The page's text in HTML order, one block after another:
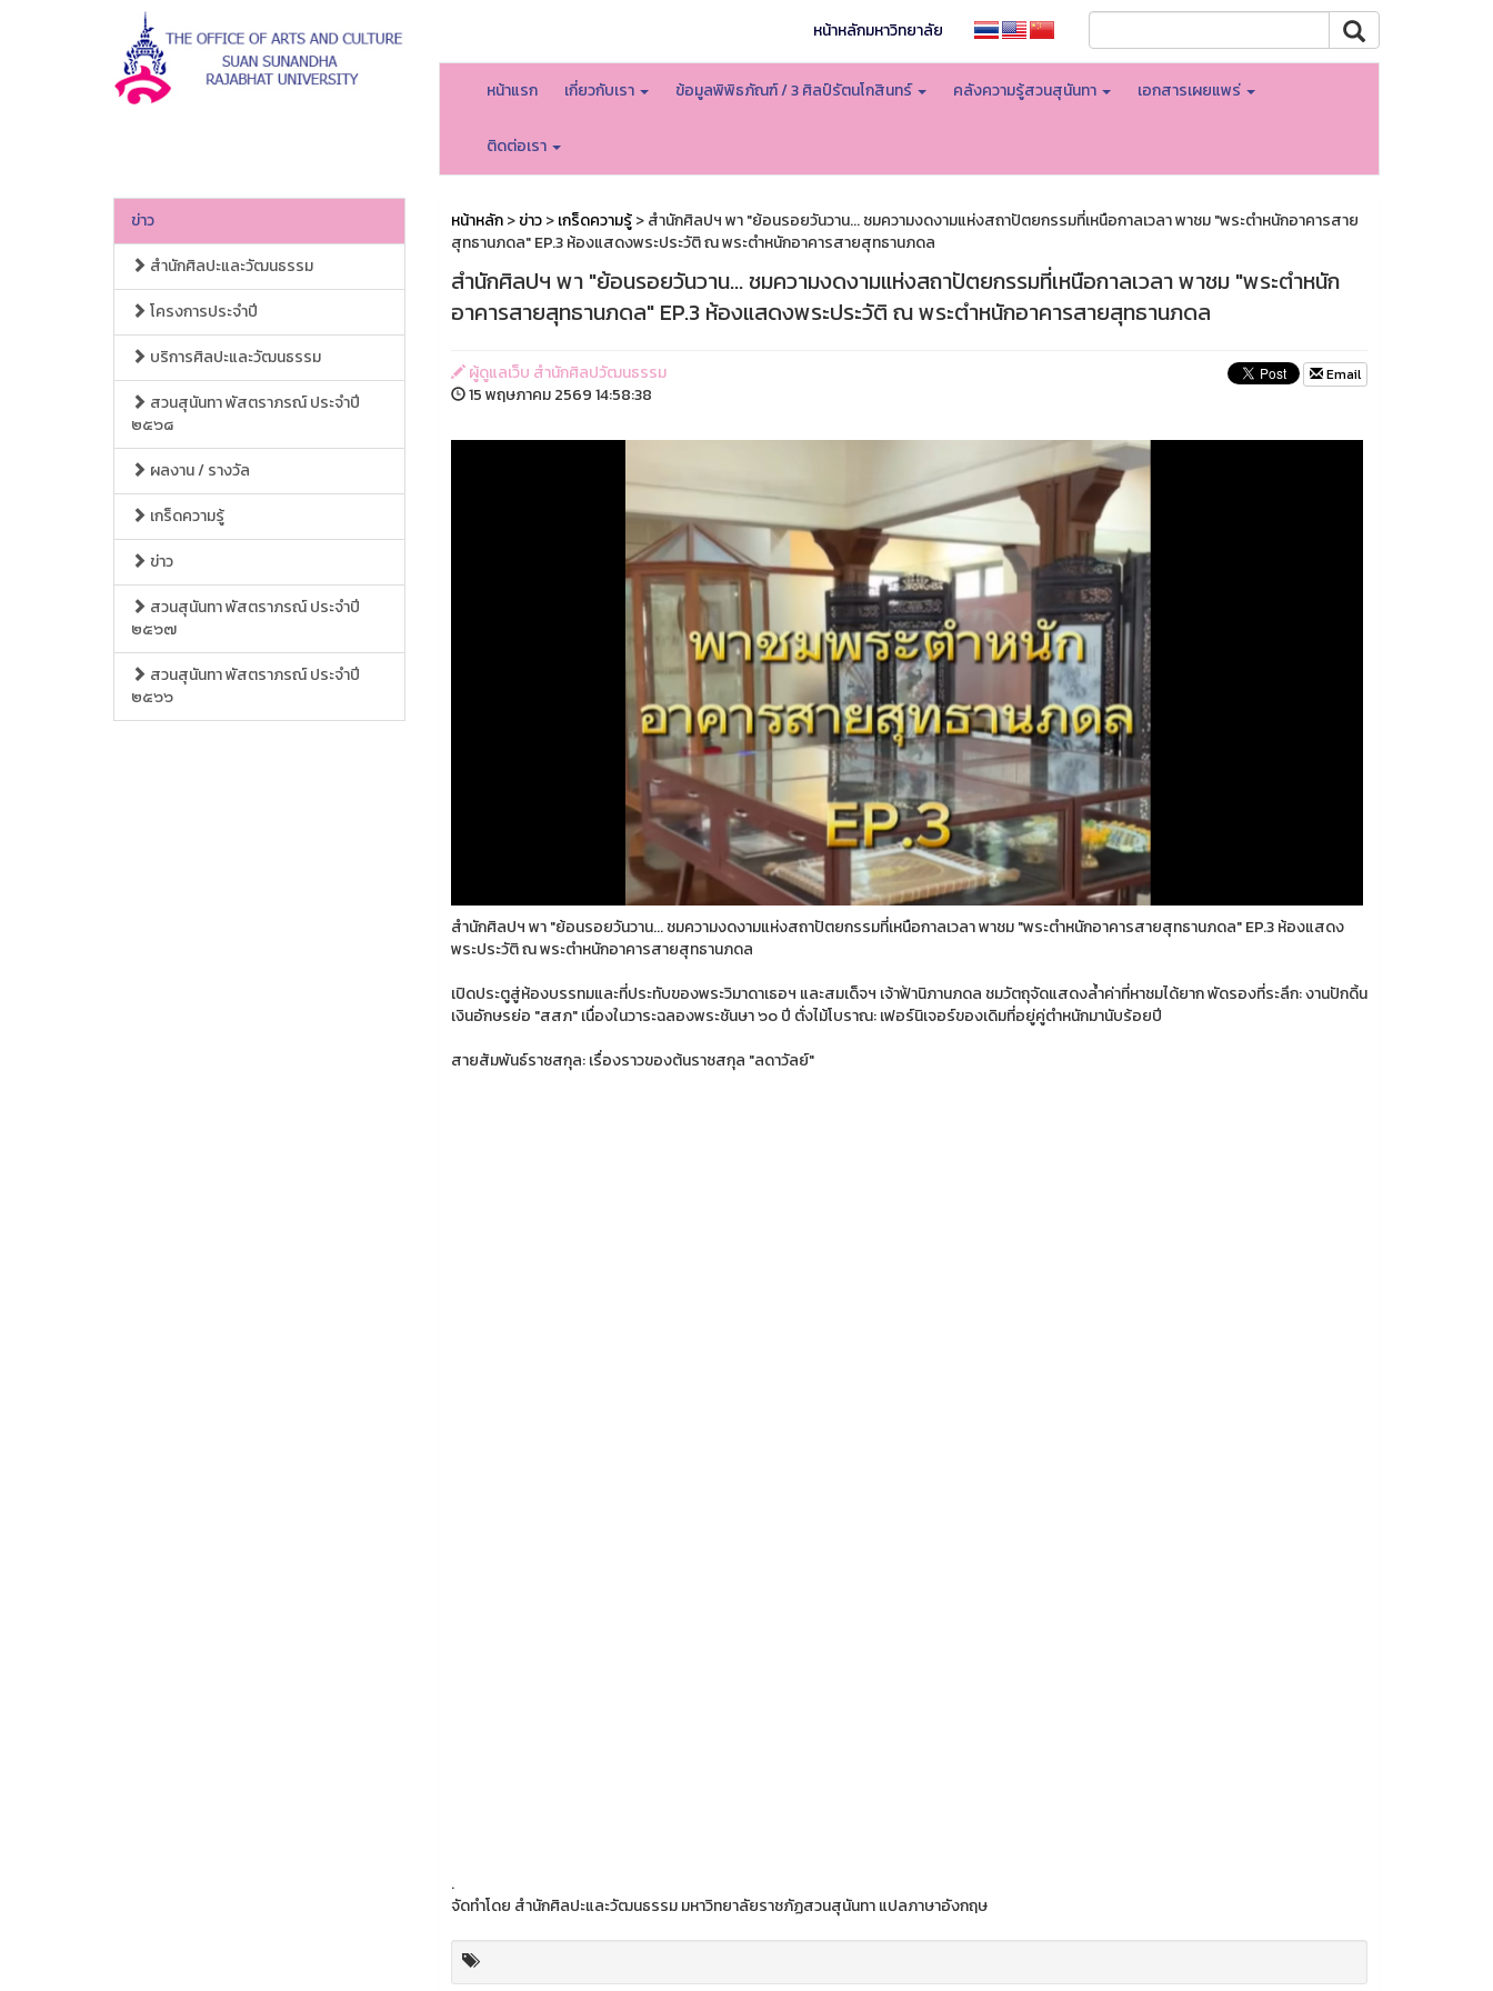
หน้าหลักมหาวิทยาลัย
หน้าแรก เกี่ยวกับเรา ข้อมูลพิพิธภัณฑ์ / 3 ศิลป์รัตนโกสินทร์ คลังความรู้สวนสุนันทา เอกสารเผยแพร่
ติดต่อเรา
ข่าว
สำนักศิลปะและวัฒนธรรม
โครงการประจำปี
บริการศิลปะและวัฒนธรรม
สวนสุนันทา พัสตราภรณ์ ประจำปี
๒๕๖๘
ผลงาน / รางวัล
เกร็ดความรู้
ข่าว
สวนสุนันทา พัสตราภรณ์ ประจำปี
๒๕๖๗
สวนสุนันทา พัสตราภรณ์ ประจำปี
๒๕๖๖
หน้าหลัก>ข่าว>เกร็ดความรู้> สำนักศิลปฯ พา "ย้อนรอยวันวาน... ชมความงดงามแห่งสถาปัตยกรรมที่เหนือกาลเวลา พาชม "พระตำหนักอาคารสาย
สุทธานภดล" EP.3 ห้องแสดงพระประวัติ ณ พระตำหนักอาคารสายสุทธานภดล
สำนักศิลปฯ พา "ย้อนรอยวันวาน... ชมความงดงามแห่งสถาปัตยกรรมที่เหนือกาลเวลา พาชม "พระตำหนัก
อาคารสายสุทธานภดล" EP.3 ห้องแสดงพระประวัติ ณ พระตำหนักอาคารสายสุทธานภดล
ผู้ดูแลเว็บ สำนักศิลปวัฒนธรรม
15 พฤษภาคม 2569 14:58:38
Email
สำนักศิลปฯ พา "ย้อนรอยวันวาน... ชมความงดงามแห่งสถาปัตยกรรมที่เหนือกาลเวลา พาชม "พระตำหนักอาคารสายสุทธานภดล" EP.3 ห้องแสดง
พระประวัติ ณ พระตำหนักอาคารสายสุทธานภดล
เปิดประตูสู่ห้องบรรทมและที่ประทับของพระวิมาดาเธอฯ และสมเด็จฯ เจ้าฟ้านิภานภดล ชมวัตถุจัดแสดงล้ำค่าที่หาชมได้ยาก พัดรองที่ระลึก: งานปักดิ้น
เงินอักษรย่อ "สสภ" เนื่องในวาระฉลองพระชันษา ๖๐ ปี ตั่งไม้โบราณ: เฟอร์นิเจอร์ของเดิมที่อยู่คู่ตำหนักมานับร้อยปี
สายสัมพันธ์ราชสกุล: เรื่องราวของต้นราชสกุล "ลดาวัลย์"
.
จัดทำโดย สำนักศิลปะและวัฒนธรรม มหาวิทยาลัยราชภัฏสวนสุนันทา แปลภาษาอังกฤษ